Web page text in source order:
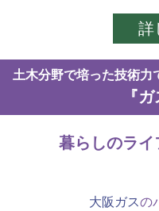
詳
土木分野で培った技術力
『
暮らしのライ
大阪ガスの